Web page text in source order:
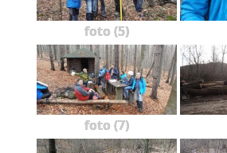
foto (5)
foto (7)